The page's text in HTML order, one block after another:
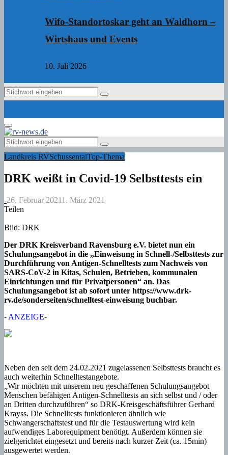
Wifo-Standortoskar geht an Waldhorn –
Wirtshaus und Events
10. Juli 2026
Search
Search
Primary
Menu
Search
for:
Search
Landkreis RVSchussentalTop-Thema
DRK weißt in Covid-19 Selbsttests ein
-26. Februar 20211. März 2021
Teilen
Bild: DRK
Der DRK Kreisverband Ravensburg e.V. bietet nun ein
Schulungsangebot in die „Einweisung in Schnell-/Selbsttests zur
Durchführung von Antigen-Schnelltests zum Nachweis von
SARS-CoV-2 in Kitas, Schulen, Betrieben, kommunalen
Einrichtungen und für Privatpersonen“ an. Das
Schulungsangebot ist ab sofort unter https://www.drk-
rv.de/sonderseiten/schnelltest-einweisung buchbar.
- ANZEIGE-
Neben den seit dem 24.02.2021 zugelassenen Selbsttests braucht es
auch weiterhin Schnelltestangebote.
„Wir möchten mit unserem neu geschaffenen Schulungsangebot
Menschen befähigen Antigen-Schnelltests an sich selbst und / oder
an Dritten durchzuführen“ so DRK-Kreisgeschäftsführer Gerhard
Krayss. Die Schnelltests funktionieren ähnlich wie
Schwangerschaftstest und für die Testauswertung wird kein
aufwendiges Laborequipment benötigt. Außerdem können sie
zielgerichtet eingesetzt und bereits nach kurzer Zeit (ca. 15min)
ausgewertet werden.